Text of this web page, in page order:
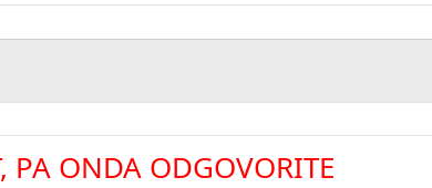
PA ONDA ODGOVORITE